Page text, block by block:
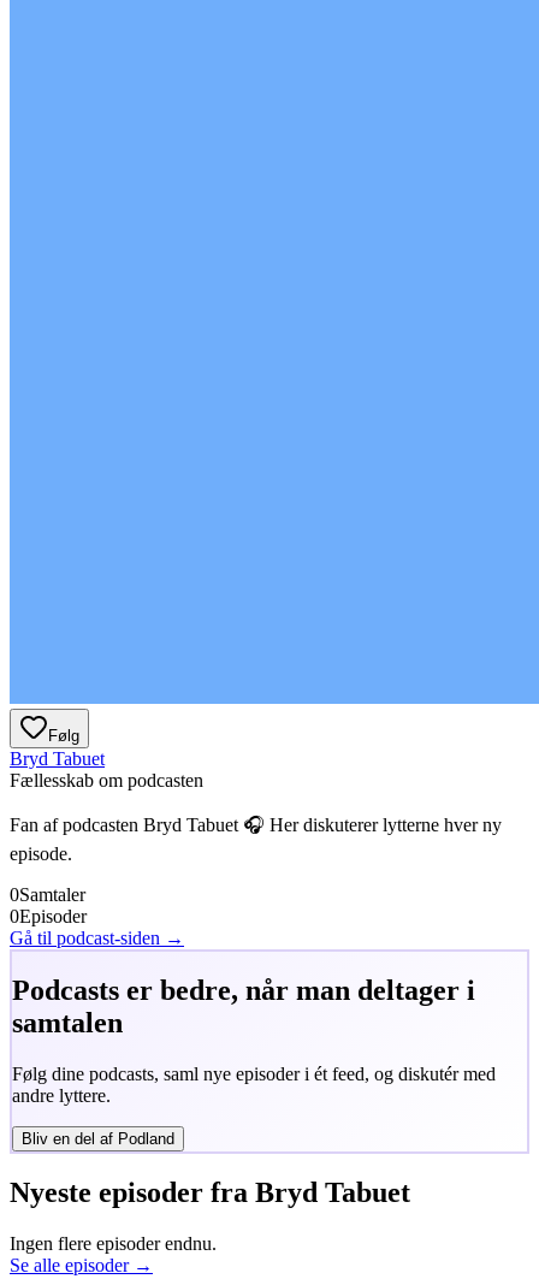
Følg
Bryd Tabuet
Fællesskab om podcasten
Fan af podcasten Bryd Tabuet 🎧 Her diskuterer lytterne hver ny
episode.
0Samtaler
0Episoder
Gå til podcast-siden →
Podcasts er bedre, når man deltager i
samtalen
Følg dine podcasts, saml nye episoder i ét feed, og diskutér med
andre lyttere.
Bliv en del af Podland
Nyeste episoder fra Bryd Tabuet
Ingen flere episoder endnu.
Se alle episoder →